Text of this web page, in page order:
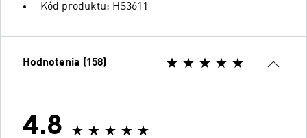
Kód produktu: HS3611
Hodnotenia (158)
4.8